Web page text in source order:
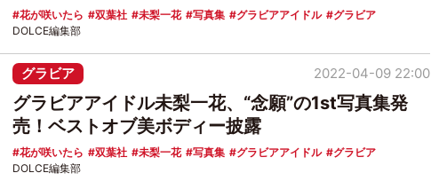
花が咲いたら 双葉社 未梨一花 写真集 グラビアアイドル グラビア
DOLCE編集部
グラビア
グラビアアイドル未梨一花、“念願”の1st写真集発
売！ベストオブ美ボディー披露
花が咲いたら 双葉社 未梨一花 写真集 グラビアアイドル グラビア
2022-04-09 22:00
DOLCE編集部